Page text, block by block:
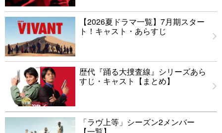
【2026夏ドラマ一覧】7月期スター
ト！キャスト・あらすじ
歴代『踊る大捜査線』シリーズあら
すじ・キャスト【まとめ】
「ラヴ上等」シーズン2メンバー